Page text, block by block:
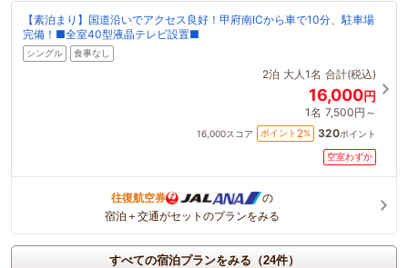
【素泊まり】国道沿いでアクセス良好！甲府南ICから車で10分、駐車場
完備！■全室40型液晶テレビ設置■
シングル 食事なし
2泊 大人1名 合計(税込)
16,000円
1名 7,500円～
16,000スコア ポイント 2% 320ポイント
空室わずか
往復航空券
の
宿泊＋交通がセットのプランをみる
すべての宿泊プランをみる（24件）